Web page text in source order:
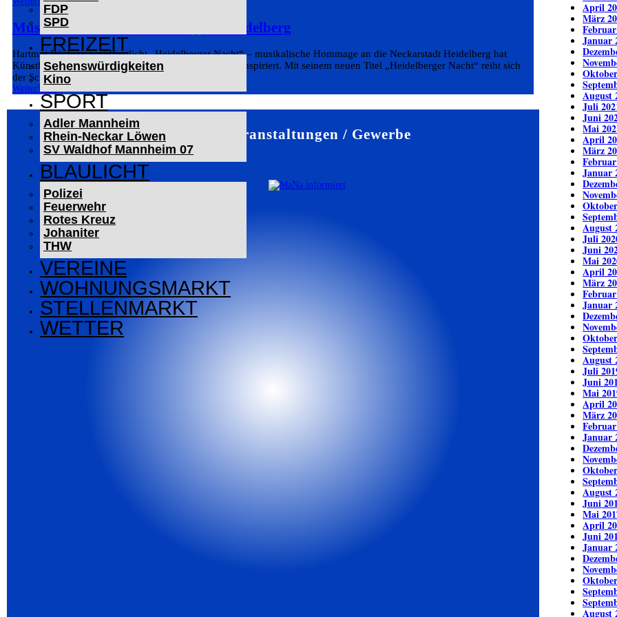
FDP
SPD
FREIZEIT
Sehenswürdigkeiten
Kino
SPORT
Adler Mannheim
Rhein-Neckar Löwen
SV Waldhof Mannheim 07
BLAULICHT
Polizei
Feuerwehr
Rotes Kreuz
Johaniter
THW
VEREINE
WOHNUNGSMARKT
STELLENMARKT
WETTER
Musikalische Liebeserklärung an Heidelberg
Hartmut Büchner veröffentlicht „Heidelberger Nacht“ – musikalische Hommage an die Neckarstadt Heidelberg hat
Künstlerinnen und Künstler seit vielen Generationen inspiriert. Mit seinem neuen Titel „Heidelberger Nacht“ reiht sich
der Schriesheimer Singer-Songwriter...
Weiterlesen
Mannheim – Veranstaltungen / Gewerbe
April
März
Januar
August
Juli
Juni
Mai
April
März
Januar
August
Juli
Juni
Mai
April
März
Januar
August
Juli
Juni
Mai
April
März
Januar
August
Juni
Mai
April
Juni
Januar
August